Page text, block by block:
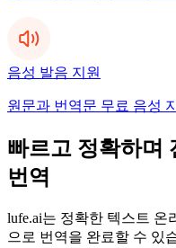
음성 발음 지원
원문과 번역문 무료 음성
빠르고 정확하며
번역
lufe.ai는 정확한 텍스트 온
으로 번역을 완료할 수 있